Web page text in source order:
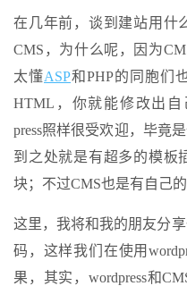
在几年前，谈到建站用
CMS，为什么呢，因为
太懂ASP和PHP的同胞们
HTML，你就能修改出
press照样很受欢迎，毕竟
到之处就是有超多的模板
块；不过CMS也是有自己
这里，我将和我的朋友分
码，这样我们在使用
果，其实，wordpress和